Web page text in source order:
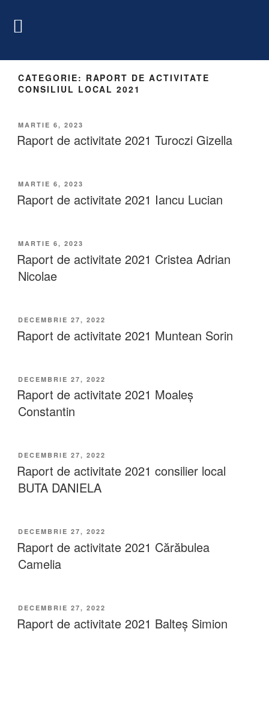
CATEGORIE: RAPORT DE ACTIVITATE
CONSILIUL LOCAL 2021
MARTIE 6, 2023
Raport de activitate 2021 Turoczi Gizella
MARTIE 6, 2023
Raport de activitate 2021 Iancu Lucian
MARTIE 6, 2023
Raport de activitate 2021 Cristea Adrian
Nicolae
DECEMBRIE 27, 2022
Raport de activitate 2021 Muntean Sorin
DECEMBRIE 27, 2022
Raport de activitate 2021 Moaleș
Constantin
DECEMBRIE 27, 2022
Raport de activitate 2021 consilier local
BUTA DANIELA
DECEMBRIE 27, 2022
Raport de activitate 2021 Cărăbulea
Camelia
DECEMBRIE 27, 2022
Raport de activitate 2021 Balteș Simion